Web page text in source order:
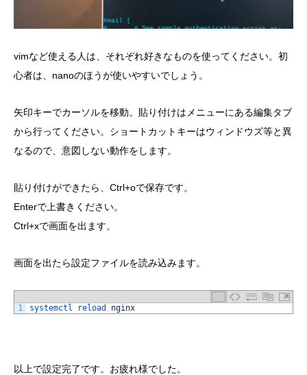
vimなど使える人は、それぞれ好きなものを使ってください。初
心者は、nanoのほうが使いやすいでしょう。
矢印キーでカーソルを移動。貼り付けはメニューにある編集タブ
から行ってください。ショートカットキーはウィンドウズ等と異
なるので、意図しない動作をします。
貼り付けができたら、Ctrl+oで保存です。
Enterで上書きください。
Ctrl+xで画面を出ます。
画面を出たら設定ファイルを読み込みます。
1 systemctl reload nginx
以上で設定完了です。お疲れ様でした。